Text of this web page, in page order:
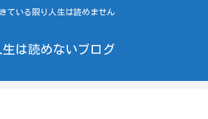
ている限り人生は読めません
生は読めないブログ